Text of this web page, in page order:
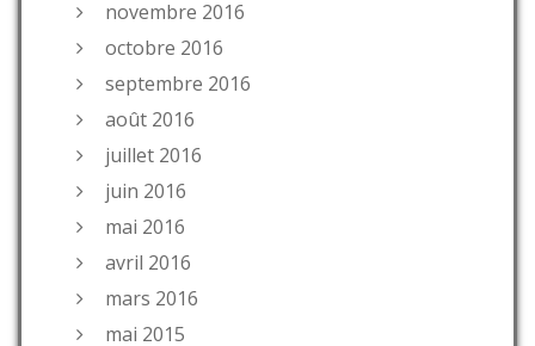
novembre 2016
octobre 2016
septembre 2016
août 2016
juillet 2016
juin 2016
mai 2016
avril 2016
mars 2016
mai 2015